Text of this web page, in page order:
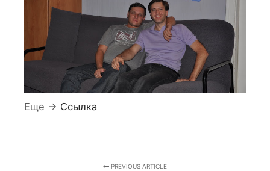
Еще -> Ссылка
PREVIOUS ARTICLE